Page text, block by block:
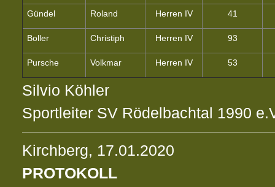
Gündel Roland Herren IV 41
Boller Christiph Herren IV 93
Pursche Volkmar Herren IV 53
Silvio Köhler
Sportleiter SV Rödelbachtal 1990
Kirchberg, 17.01.2020
PROTOKOLL